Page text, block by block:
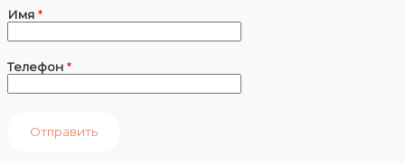
Имя *
Телефон *
Отправить